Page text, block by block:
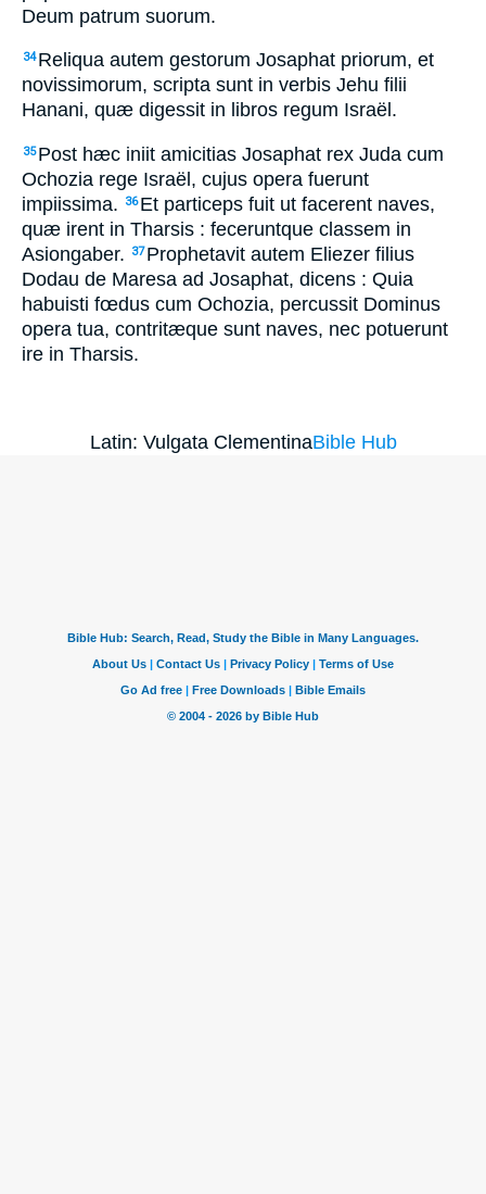
Deum patrum suorum.
34 Reliqua autem gestorum Josaphat priorum, et
novissimorum, scripta sunt in verbis Jehu filii
Hanani, quæ digessit in libros regum Israël.
35 Post hæc iniit amicitias Josaphat rex Juda cum
Ochozia rege Israël, cujus opera fuerunt
impiissima.
36 Et particeps fuit ut facerent naves,
quæ irent in Tharsis : feceruntque classem in
Asiongaber.
37 Prophetavit autem Eliezer filius
Dodau de Maresa ad Josaphat, dicens : Quia
habuisti fœdus cum Ochozia, percussit Dominus
opera tua, contritæque sunt naves, nec potuerunt
ire in Tharsis.
Latin: Vulgata ClementinaBible Hub